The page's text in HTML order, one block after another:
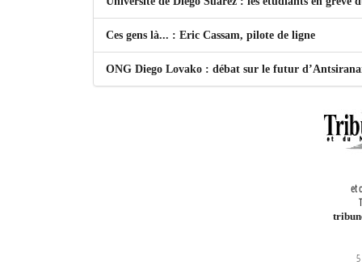
Ces gens là... : Eric Cassam, pilote de ligne
ONG Diego Lovako : débat sur le futur
et